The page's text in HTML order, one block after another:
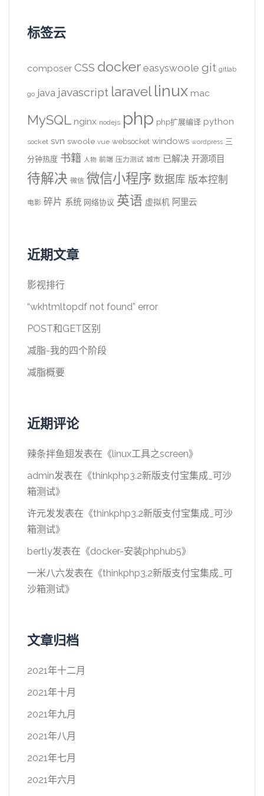
标签云
composer CSS docker easyswoole git gitlab
go java javascript laravel linux mac
MySQL nginx nodejs php php扩展编译 python
socket svn swoole vue websocket windows wordpress 三
分钟热度 书籍 人物 前端 压力测试 城市 已解决 开源项目
待解决 微信 微信小程序 数据库 版本控制
电影 碎片 系统 网络协议 英语 虚拟机 阿里云
近期文章
影视排行
“wkhtmltopdf not found” error
POST和GET区别
减脂-我的四个阶段
减脂概要
近期评论
辣条拌鱼翅发表在《linux工具之screen》
admin发表在《thinkphp3.2新版支付宝集成_可沙
箱测试》
许元发发表在《thinkphp3.2新版支付宝集成_可沙
箱测试》
bertly发表在《docker-安装phphub5》
一米八六发表在《thinkphp3.2新版支付宝集成_可
沙箱测试》
文章归档
2021年十二月
2021年十月
2021年九月
2021年八月
2021年七月
2021年六月